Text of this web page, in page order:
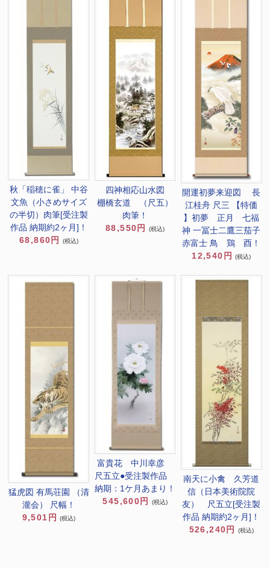
秋「稲穂に雀」 中谷
文魚（小さめサイズ
の半切）肉筆[受注製
作品 納期約2ヶ月]！
68,860円
(税込)
四神相応山水図
棚橋玄道 （尺五）
肉筆！
88,550円
(税込)
開運初夢来迎図 長
江桂舟 尺三 【特価
】初夢 正月 七福
神 一冨士二鷹三茄子
赤富士 鳥 鶏 酉！
12,540円
(税込)
猛虎図 有馬荘園 （清
瀧会） 尺幅！
9,501円
(税込)
富貴花 中川幸彦
尺五立●受注製作品
納期：1ケ月あまり！
545,600円
(税込)
南天に小禽 久芳道
信（日本美術院院
友） 尺五立[受注製
作品 納期約2ヶ月]！
526,240円
(税込)